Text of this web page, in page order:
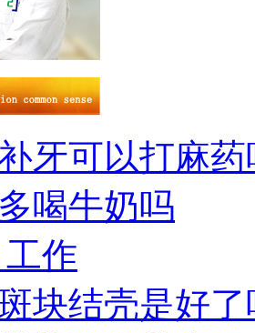
牙可以打麻药
喝牛奶吗
作
块结壳是好了